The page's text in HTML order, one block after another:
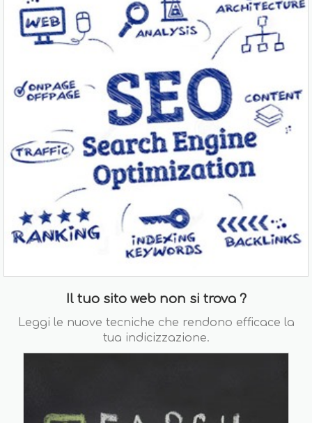
Il tuo sito web non si trova ?
Leggi le nuove tecniche che rendono efficace la
tua indicizzazione.